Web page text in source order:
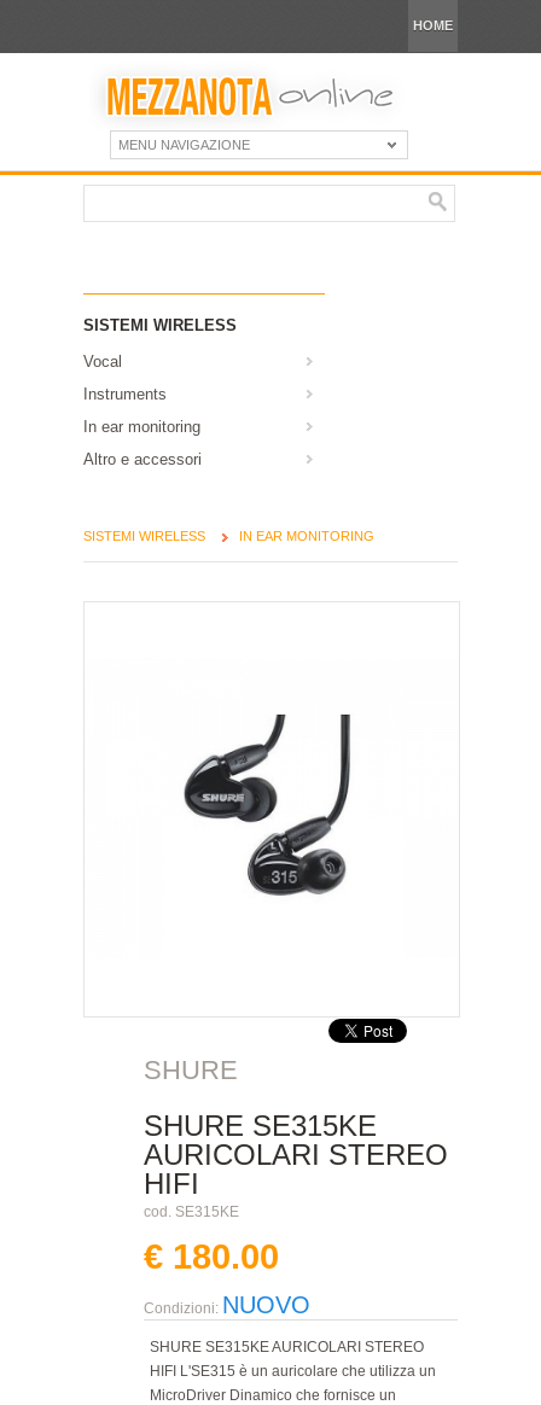
HOME
MENU NAVIGAZIONE
SISTEMI WIRELESS
Vocal
Instruments
In ear monitoring
Altro e accessori
SISTEMI WIRELESS IN EAR MONITORING
SHURE
SHURE SE315KE
AURICOLARI STEREO
HIFI
cod. SE315KE
€ 180.00
Condizioni: NUOVO
SHURE SE315KE AURICOLARI STEREO
HIFI L'SE315 è un auricolare che utilizza un
MicroDriver Dinamico che fornisce un